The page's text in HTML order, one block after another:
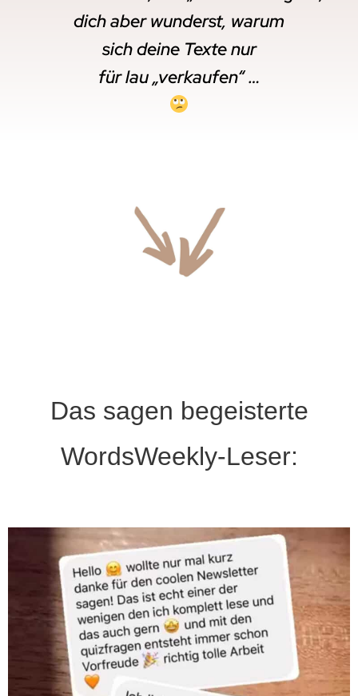
dich aber wunderst, warum
sich deine Texte nur
für lau „verkaufen“ …
Das sagen begeisterte
WordsWeekly-Leser: